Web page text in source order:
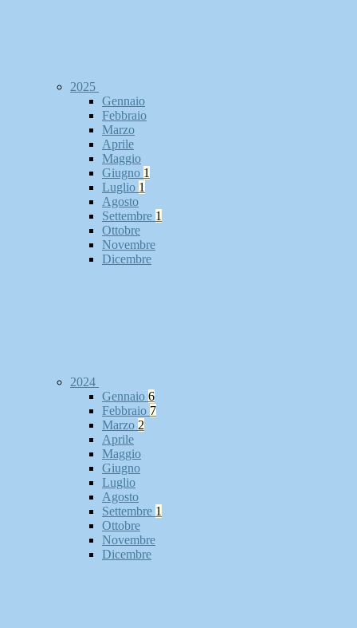
2025
Gennaio
Febbraio
Marzo
Aprile
Maggio
Giugno 1
Luglio 1
Agosto
Settembre 1
Ottobre
Novembre
Dicembre
2024
Gennaio 6
Febbraio 7
Marzo 2
Aprile
Maggio
Giugno
Luglio
Agosto
Settembre 1
Ottobre
Novembre
Dicembre